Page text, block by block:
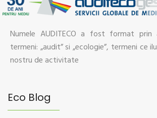
Numele AUDITECO a fost format prin
termeni: „audit” si „ecologie”, termeni ce
nostru de activitate
Eco Blog